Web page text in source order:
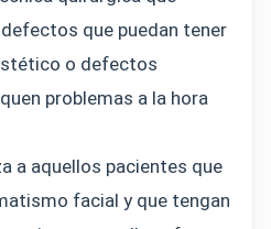
que puedan tener
o defectos
problemas a la hora
a aquellos pacientes que
facial y que tengan